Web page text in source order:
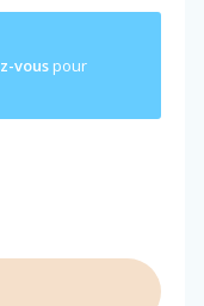
vous pour